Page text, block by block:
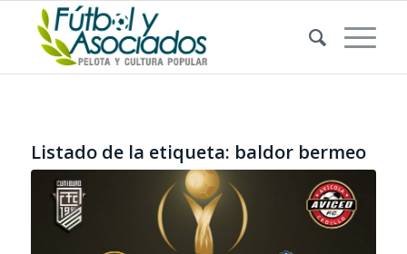
Listado de la etiqueta: baldor bermeo